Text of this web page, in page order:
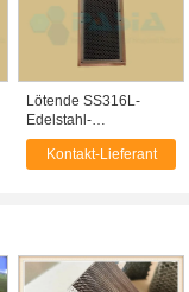
Lötende SS316L-
Edelstahl-
Bienenwaben-
Belüftungsöffnung für
Kontakt-Lieferant